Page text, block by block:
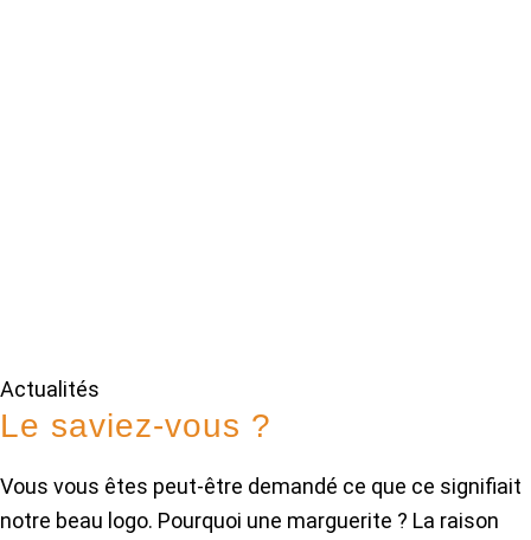
Actualités
Le saviez-vous ?
Vous vous êtes peut-être demandé ce que ce signifiait
notre beau logo. Pourquoi une marguerite ? La raison